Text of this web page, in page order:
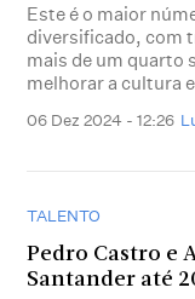
Este é o maior
diversificado, com
mais de um quarto
melhorar a cultura
06 Dez 2024 - 12:26
TALENTO
Pedro Castro e
Santander até